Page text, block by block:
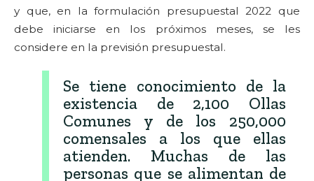
y que, en la formulación presupuestal 2022 que
debe iniciarse en los próximos meses, se les
considere en la previsión presupuestal.
Se tiene conocimiento de la
existencia de 2,100 Ollas
Comunes y de los 250,000
comensales a los que ellas
atienden. Muchas de las
personas que se alimentan de